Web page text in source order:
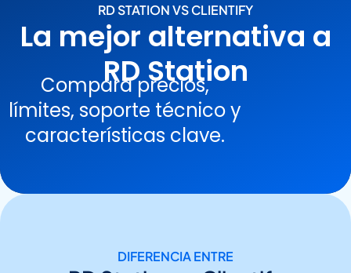
RD STATION VS CLIENTIFY
La mejor alternativa a
RD Station
Compara precios,
límites, soporte técnico y
características clave.
DIFERENCIA ENTRE